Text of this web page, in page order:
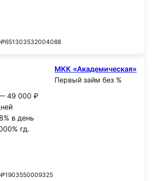
МКК «Академическая»
Первый займ без %
49 000 ₽
в день
гд.